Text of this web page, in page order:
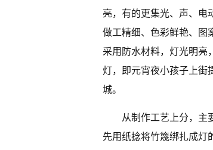
亮，有的更集光、声、电
做工精细、色彩鲜艳、图
采用防水材料，灯光明亮
灯，即元宵夜小孩子上街
城。
从制作工艺上分，主
先用纸捻将竹篾绑扎成灯